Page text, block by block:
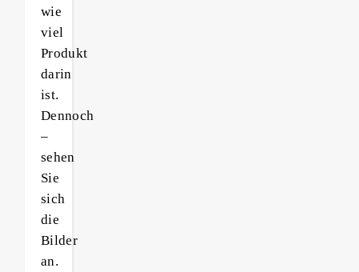
wie
viel
Produkt
darin
ist.
Dennoch
–
sehen
Sie
sich
die
Bilder
an.